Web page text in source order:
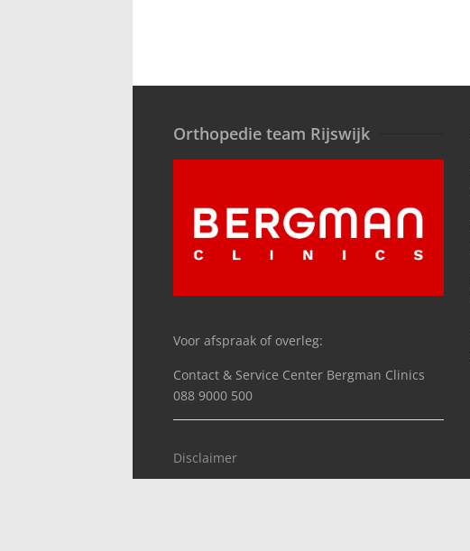
Orthopedie team Rijswijk
Voor afspraak of overleg:
Contact & Service Center Bergman Clinics
088 9000 500
Disclaimer